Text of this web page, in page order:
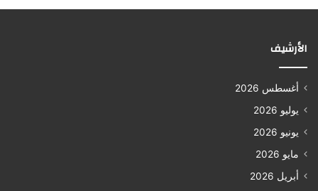
الأرشيف
أغسطس 2026
يوليو 2026
يونيو 2026
مايو 2026
أبريل 2026